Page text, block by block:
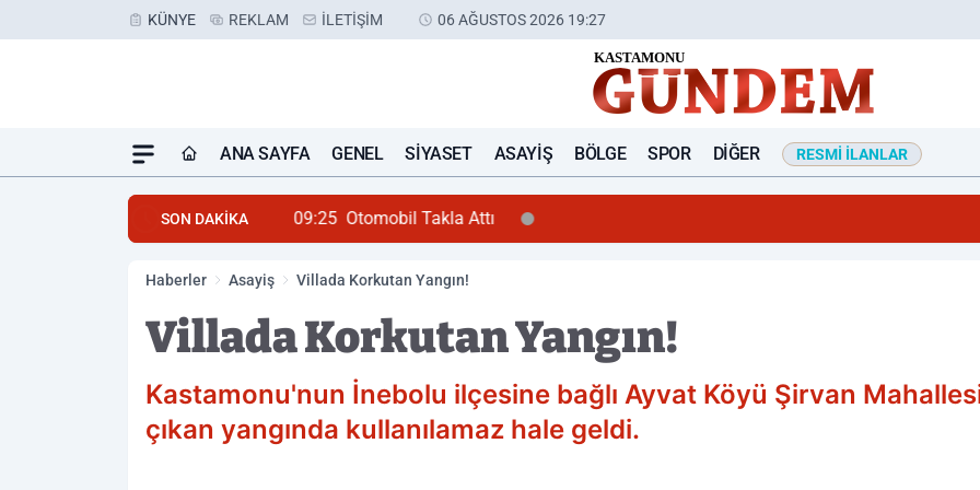
KÜNYE REKLAM İLETIŞIM 06 AĞUSTOS 2026 19:27
ANA SAYFA GENEL SIYASET ASAYIŞ BÖLGE SPOR DIĞER RESMI İLANLAR
SON DAKİKA 09:25 Otomobil Takla Attı
Haberler Asayiş Villada Korkutan Yangın!
Villada Korkutan Yangın!
Kastamonu'nun İnebolu ilçesine bağlı Ayvat Köyü Şirvan
çıkan yangında kullanılamaz hale geldi.